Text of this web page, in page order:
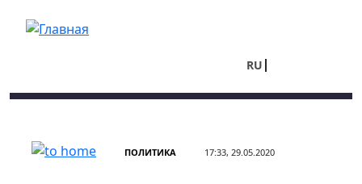
RU
ПОЛИТИКА 17:33, 29.05.2020